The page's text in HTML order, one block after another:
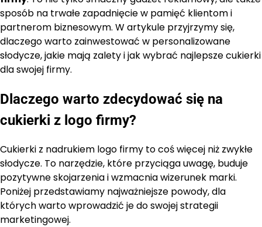
sposób na trwałe zapadnięcie w pamięć klientom i
partnerom biznesowym. W artykule przyjrzymy się,
dlaczego warto zainwestować w personalizowane
słodycze, jakie mają zalety i jak wybrać najlepsze cukierki
dla swojej firmy.
Dlaczego warto zdecydować się na
cukierki z logo firmy?
Cukierki z nadrukiem logo firmy to coś więcej niż zwykłe
słodycze. To narzędzie, które przyciąga uwagę, buduje
pozytywne skojarzenia i wzmacnia wizerunek marki.
Poniżej przedstawiamy najważniejsze powody, dla
których warto wprowadzić je do swojej strategii
marketingowej.